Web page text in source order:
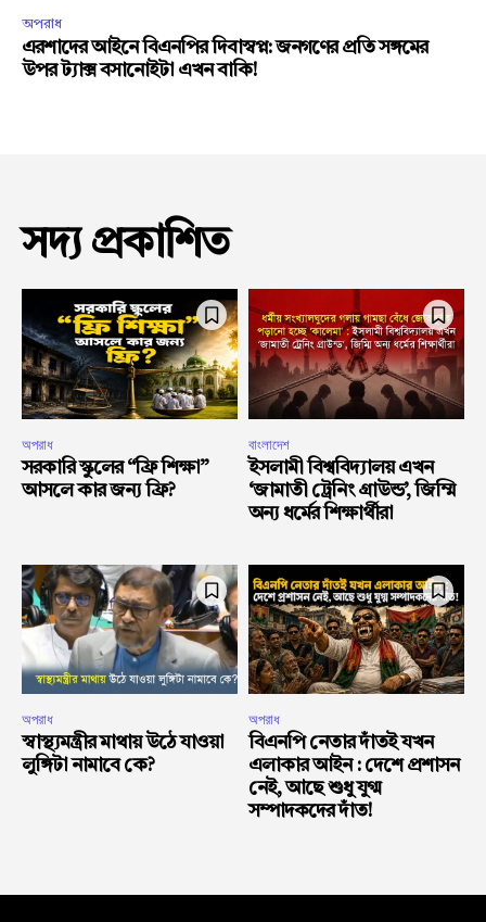
অপরাধ
এরশাদের আইনে বিএনপির দিবাস্বপ্ন: জনগণের প্রতি সঙ্গমের
উপর ট্যাক্স বসানোইটা এখন বাকি!
সদ্য প্রকাশিত
অপরাধ
সরকারি স্কুলের “ফ্রি শিক্ষা”
আসলে কার জন্য ফ্রি?
বাংলাদেশ
ইসলামী বিশ্ববিদ্যালয় এখন
‘জামাতী ট্রেনিং গ্রাউন্ড’, জিম্মি
অন্য ধর্মের শিক্ষার্থীরা
অপরাধ
স্বাস্থ্যমন্ত্রীর মাথায় উঠে যাওয়া
লুঙ্গিটা নামাবে কে?
অপরাধ
বিএনপি নেতার দাঁতই যখন
এলাকার আইন : দেশে প্রশাসন
নেই, আছে শুধু যুগ্ম
সম্পাদকদের দাঁত!